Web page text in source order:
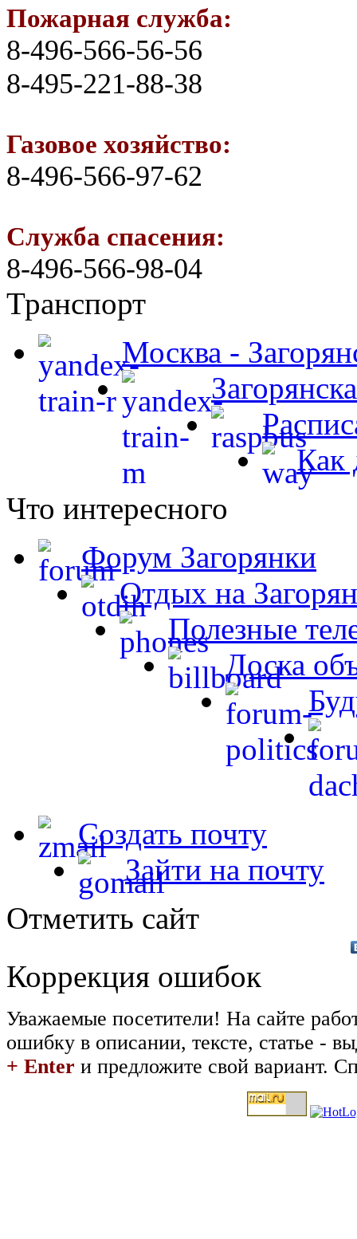
Пожарная служба:
8-496-566-56-56
8-495-221-88-38
Газовое хозяйство:
8-496-566-97-62
Служба спасения:
8-496-566-98-04
Транспорт
Москва -
Как
Что интересного
Форум Загорянки
Отдых на
Полезные
Доска
Создать почту
Зайти на почту
Отметить сайт
Коррекция ошибок
Уважаемые посетители! На сайте
ошибку в описании, тексте, статье -
+ Enter и предложите свой вариант.